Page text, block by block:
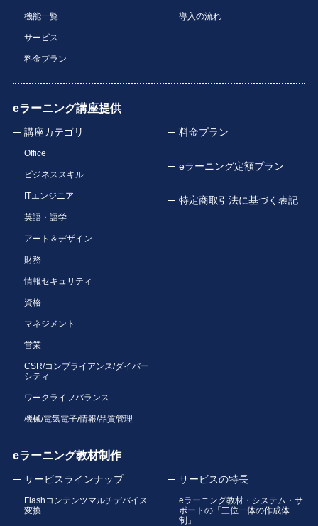
機能一覧
サービス
料金プラン
導入の流れ
eラーニング講座提供
講座カテゴリ
Office
ビジネススキル
ITエンジニア
英語・語学
アート＆デザイン
財務
情報セキュリティ
資格
マネジメント
営業
CSR/コンプライアンス/ダイバー
シティ
ワークライフバランス
機械/電気電子/情報/品質管理
料金プラン
eラーニング定額プラン
特定商取引法に基づく表記
eラーニング教材制作
サービスラインナップ
Flashコンテンツマルチデバイス
変換
サービスの特長
eラーニング教材・システム・サ
ポートの「三位一体の作成体
制」